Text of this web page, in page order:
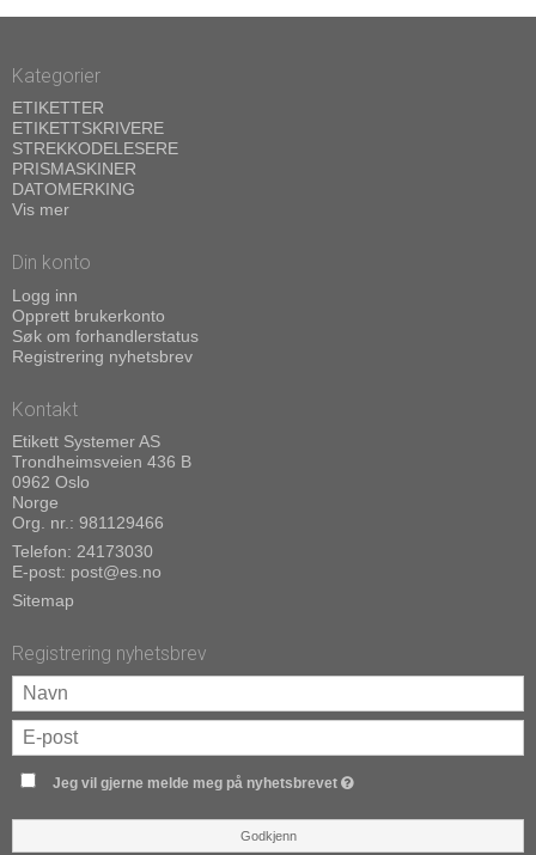
Kategorier
ETIKETTER
ETIKETTSKRIVERE
STREKKODELESERE
PRISMASKINER
DATOMERKING
Vis mer
Din konto
Logg inn
Opprett brukerkonto
Søk om forhandlerstatus
Registrering nyhetsbrev
Kontakt
Etikett Systemer AS
Trondheimsveien 436 B
0962 Oslo
Norge
Org. nr.: 981129466
Telefon: 24173030
E-post: post@es.no
Sitemap
Registrering nyhetsbrev
Jeg vil gjerne melde meg på nyhetsbrevet
Godkjenn